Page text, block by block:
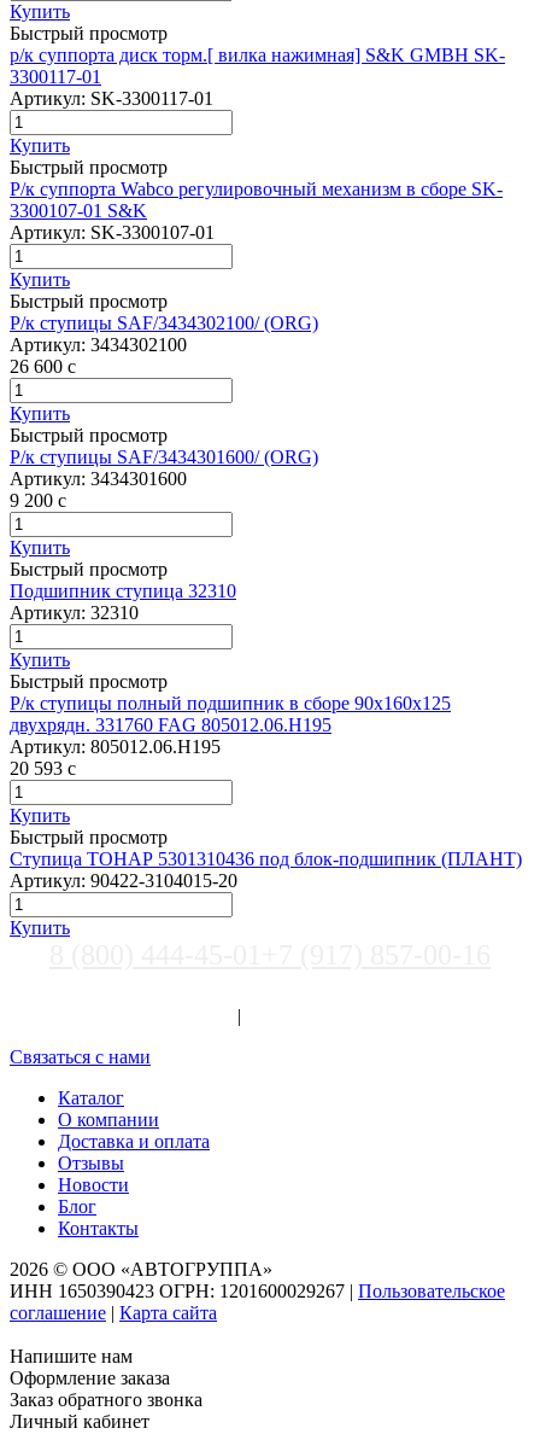
Купить
Быстрый просмотр
р/к суппорта диcк торм.[ вилка нажимная] S&K GMBH SK-
3300117-01
Артикул: SK-3300117-01
Купить
Быстрый просмотр
Р/к суппорта Wabco регулировочный механизм в сборе SK-
3300107-01 S&K
Артикул: SK-3300107-01
Купить
Быстрый просмотр
Р/к ступицы SAF/3434302100/ (ORG)
Артикул: 3434302100
26 600 c
Купить
Быстрый просмотр
Р/к ступицы SAF/3434301600/ (ORG)
Артикул: 3434301600
9 200 c
Купить
Быстрый просмотр
Подшипник ступица 32310
Артикул: 32310
Купить
Быстрый просмотр
Р/к ступицы полный подшипник в сборе 90x160x125
двухрядн. 331760 FAG 805012.06.H195
Артикул: 805012.06.H195
20 593 c
Купить
Быстрый просмотр
Ступица ТОНАР 5301310436 под блок-подшипник (ПЛАНТ)
Артикул: 90422-3104015-20
Купить
|
Связаться с нами
Каталог
О компании
Доставка и оплата
Отзывы
Новости
Блог
Контакты
2026 © ООО «АВТОГРУППА»
ИНН 1650390423 ОГРН: 1201600029267 | Пользовательское
соглашение | Карта сайта
Напишите нам
Оформление заказа
Заказ обратного звонка
Личный кабинет